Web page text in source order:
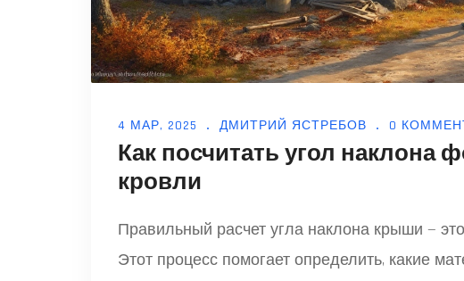
4 МАР, 2025 ДМИТРИЙ ЯСТРЕБОВ 0
Как посчитать угол наклона
кровли
Правильный расчет угла наклона крыши —
Этот процесс помогает определить, какие